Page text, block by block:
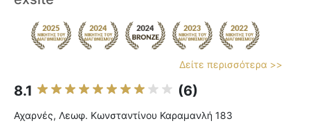
Δείτε περισσότερα >>
8.1 (6)
Αχαρνές, Λεωφ. Κωνσταντίνου Καραμανλή 183